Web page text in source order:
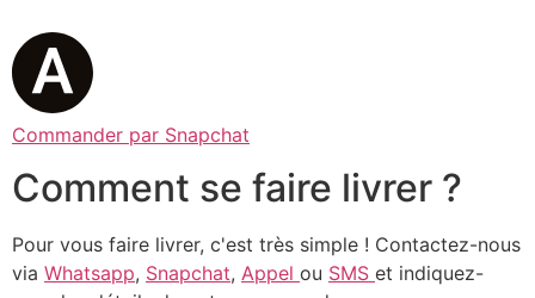
Commander par Snapchat
Comment se faire livrer ?
Pour vous faire livrer, c'est très simple ! Contactez-nous
via Whatsapp, Snapchat, Appel ou SMS et indiquez-